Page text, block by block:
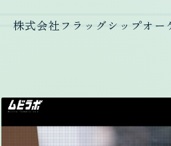
株式会社フラッグシップオー